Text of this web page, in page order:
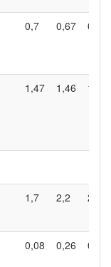
0,7 0,67 0,74
1,47 1,46 1,49
1,7 2,2 2,2
0,08 0,26 0,6